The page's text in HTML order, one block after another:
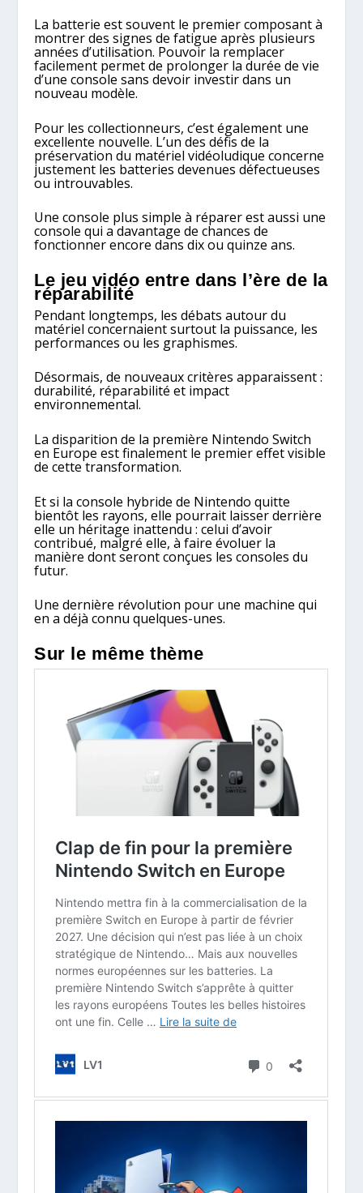
La batterie est souvent le premier composant à
montrer des signes de fatigue après plusieurs
années d’utilisation. Pouvoir la remplacer
facilement permet de prolonger la durée de vie
d’une console sans devoir investir dans un
nouveau modèle.
Pour les collectionneurs, c’est également une
excellente nouvelle. L’un des défis de la
préservation du matériel vidéoludique concerne
justement les batteries devenues défectueuses
ou introuvables.
Une console plus simple à réparer est aussi une
console qui a davantage de chances de
fonctionner encore dans dix ou quinze ans.
Le jeu vidéo entre dans l’ère de la
réparabilité
Pendant longtemps, les débats autour du
matériel concernaient surtout la puissance, les
performances ou les graphismes.
Désormais, de nouveaux critères apparaissent :
durabilité, réparabilité et impact
environnemental.
La disparition de la première Nintendo Switch
en Europe est finalement le premier effet visible
de cette transformation.
Et si la console hybride de Nintendo quitte
bientôt les rayons, elle pourrait laisser derrière
elle un héritage inattendu : celui d’avoir
contribué, malgré elle, à faire évoluer la
manière dont seront conçues les consoles du
futur.
Une dernière révolution pour une machine qui
en a déjà connu quelques-unes.
Sur le même thème